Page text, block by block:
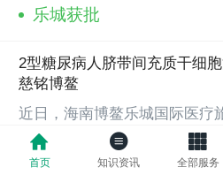
乐城获批
2型糖尿病人脐带间充质干细
慈铭博鳌
近日，海南博鳌乐城国际医疗
间充质干细胞治疗2型糖尿病
慈铭博鳌国际医院作为该技
首页 知识资讯 全部服务